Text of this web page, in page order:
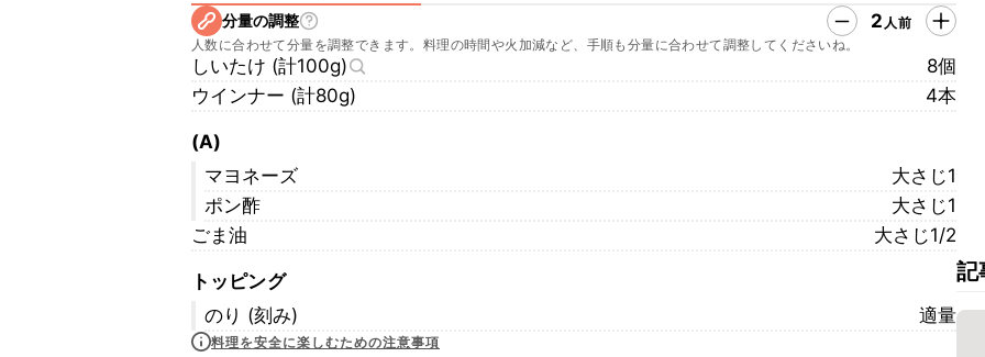
分量の調整 2 人前
人数に合わせて分量を調整できます。料理の時間や火加減など、手順も分量に合わせて調整してくださいね。
しいたけ (計100g)
8個
ウインナー (計80g)
4本
(A)
マヨネーズ
大さじ1
ポン酢
大さじ1
ごま油
大さじ1/2
トッピング
のり (刻み)
適量
料理を安全に楽しむための注意事項
記